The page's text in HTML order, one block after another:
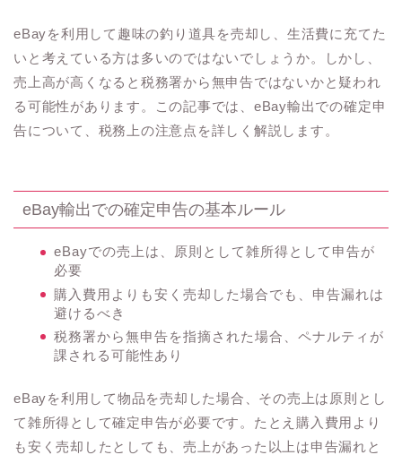
eBayを利用して趣味の釣り道具を売却し、生活費に充てた
いと考えている方は多いのではないでしょうか。しかし、
売上高が高くなると税務署から無申告ではないかと疑われ
る可能性があります。この記事では、eBay輸出での確定申
告について、税務上の注意点を詳しく解説します。
eBay輸出での確定申告の基本ルール
eBayでの売上は、原則として雑所得として申告が
必要
購入費用よりも安く売却した場合でも、申告漏れは
避けるべき
税務署から無申告を指摘された場合、ペナルティが
課される可能性あり
eBayを利用して物品を売却した場合、その売上は原則とし
て雑所得として確定申告が必要です。たとえ購入費用より
も安く売却したとしても、売上があった以上は申告漏れと